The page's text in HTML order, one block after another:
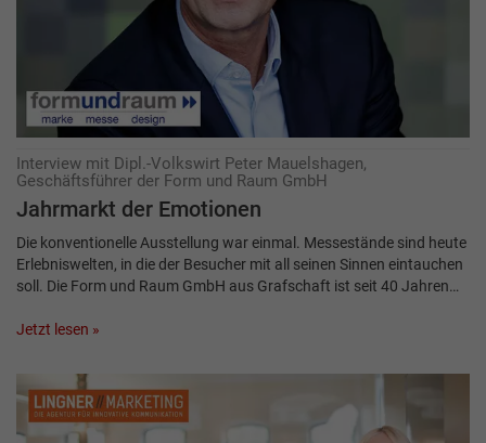
Interview mit Dipl.-Volkswirt Peter Mauelshagen,
Geschäftsführer der Form und Raum GmbH
Jahrmarkt der Emotionen
Die konventionelle Ausstellung war einmal. Messestände sind heute
Erlebniswelten, in die der Besucher mit all seinen Sinnen eintauchen
soll. Die Form und Raum GmbH aus Grafschaft ist seit 40 Jahren…
Jetzt lesen »